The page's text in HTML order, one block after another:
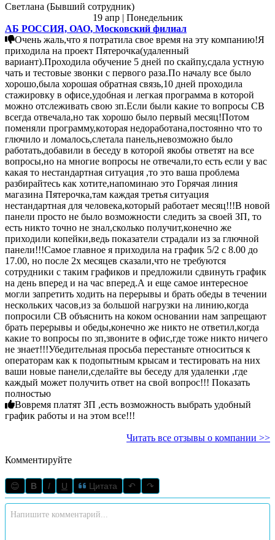
Светлана (Бывший сотрудник)
19 апр | Понедельник
АБ РОССИЯ, ОАО, Московский филиал
Очень жаль,что я потратила свое время на эту компанию!Я
приходила на проект Пятерочка(удаленный
вариант).Проходила обучение 5 дней по скайпу,сдала устную
чать и тестовые звонки с первого раза.По началу все было
хорошо,была хорошая обратная связь,10 дней проходила
стажировку в офисе,удобная и легкая программа в которой
можно отслеживать свою зп.Если были какие то вопросы СВ
всегда отвечала,но так хорошо было первый месяц!Потом
поменяли программу,которая недоработана,постоянно что то
глючило и ломалось,слетала панель,невозможно было
работать,добавили в беседу в которой якобы ответят на все
вопросы,но на многие вопросы не отвечали,то есть если у вас
какая то нестандартная ситуация ,то это ваша проблема
разбирайтесь как хотите,напоминаю это Горячая линия
магазина Пятерочка,там каждая третья ситуация
нестандартная для человека,который работает месяц!!!В новой
панели просто не было возможности следить за своей ЗП, то
есть никто точно не знал,сколько получит,конечно же
приходили копейки,ведь показатели страдали из за глючной
панели!!!Самое главное я приходила на график 5/2 с 8.00 до
17.00, но после 2х месяцев сказали,что не требуются
сотрудники с таким графиков и предложили сдвинуть график
на день вперед и на час вперед.А и еще самое интересное
могли запретить ходить на перерывы и брать обеды в течении
нескольких часов,из за большой нагрузки на линию,когда
попросили СВ объяснить на коком основании нам запрещают
брать перерывы и обеды,конечно же никто не ответил,когда
какие то вопросы по зп,звоните в офис,где тоже никто ничего
не знает!!!Убедительная просьба перестаньте относиться к
операторам как к подопытным крысам и тестировать на них
ваши новые панели,сделайте вы беседу для удаленки ,где
каждый может получить ответ на свой вопрос!!! Показать
полностью
Вовремя платят ЗП ,есть возможность выбрать удобный
график работы и на этом все!!!
Читать все отзывы о компании >>
Комментируйте
😊 B I U Цитата ↶ ↷